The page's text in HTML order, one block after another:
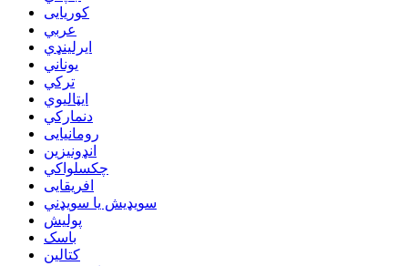
کوریایی
عربي
ایرلینډي
یوناني
ترکي
ایټالیوي
دنمارکي
رومانیایی
انډونیزین
چکسلواکي
افریقایی
سویډیش یا سویډني
پولیش
باسک
کتالین